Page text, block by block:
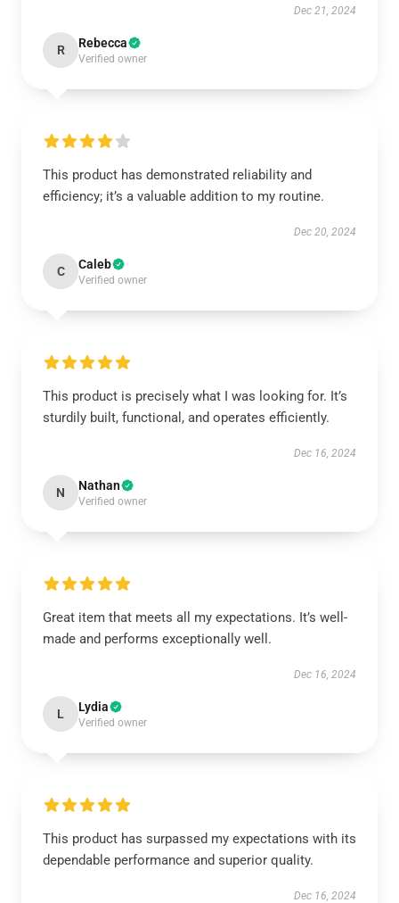
Dec 21, 2024
R Rebecca
Verified owner
This product has demonstrated reliability and
efficiency; it’s a valuable addition to my routine.
Dec 20, 2024
C Caleb
Verified owner
This product is precisely what I was looking for. It’s
sturdily built, functional, and operates efficiently.
Dec 16, 2024
N Nathan
Verified owner
Great item that meets all my expectations. It’s well-
made and performs exceptionally well.
Dec 16, 2024
L Lydia
Verified owner
This product has surpassed my expectations with its
dependable performance and superior quality.
Dec 16, 2024